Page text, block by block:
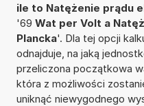
ile to Natężenie prądu
'69 Wat per Volt a
Plancka'. Dla tej opcji
odnajduje, na jaką
przeliczona początkowa
która z możliwości
uniknąć niewygodnego